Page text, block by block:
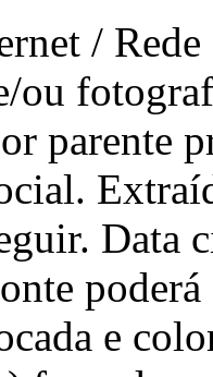
/
ou
parente
e